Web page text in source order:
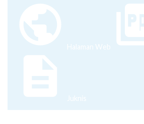
Halaman Web
Juknis